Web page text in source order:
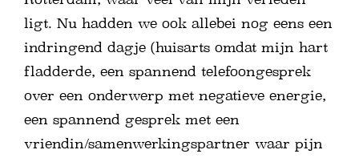
ligt. Nu hadden we ook allebei nog eens een
indringend dagje (huisarts omdat mijn hart
fladderde, een spannend telefoongesprek
over een onderwerp met negatieve energie,
een spannend gesprek met een
vriendin/samenwerkingspartner waar pijn